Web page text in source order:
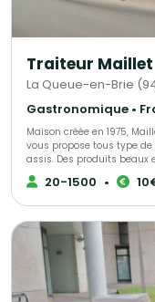
Traiteur Maillet
La Queue-en-Brie
Maison créée en 1975,
vous propose tous type
assis. Des produits beaux et frais, des cuissons et assaisonnements
adaptés, le tout fait
Recettes élégantes,
l'organisation de réception.
20-1500 •